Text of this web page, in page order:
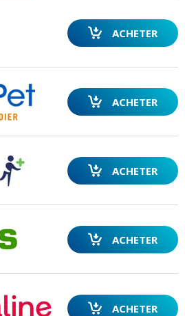
RECHERCHER
ACHETER
ACHETER
ACHETER
ACHETER
ACHETER